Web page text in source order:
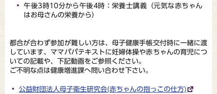
午後3時10分から午後4時：栄養士講義（元気な赤ちゃん
はお母さんの栄養から）
都合が合わず参加が難しい方は、母子健康手帳交付時に一緒に渡
しています、ママパパテキストに妊婦体操や赤ちゃんの育児につ
いての記載や、下記動画をご参照ください。
ご不明な点は健康増進課へ問い合わせ下さい。
公益財団法人母子衛生研究会(赤ちゃんの抱っこの仕方)